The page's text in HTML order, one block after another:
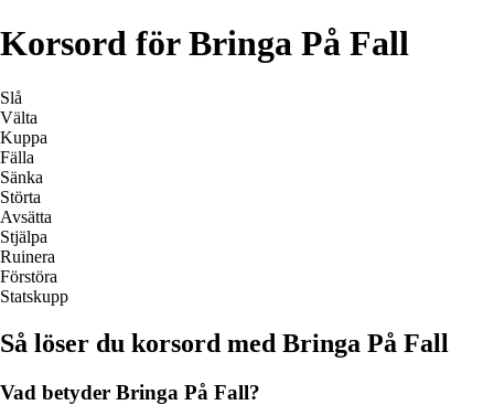
Korsord för Bringa På Fall
Slå
Välta
Kuppa
Fälla
Sänka
Störta
Avsätta
Stjälpa
Ruinera
Förstöra
Statskupp
Så löser du korsord med Bringa På Fall
Vad betyder Bringa På Fall?